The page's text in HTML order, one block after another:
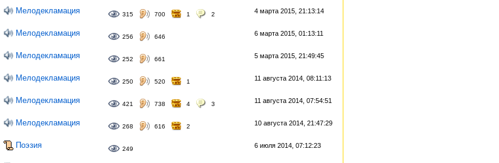
Мелодекламация 315 700 1 2 4 марта 2015, 21:13:14
Мелодекламация 256 646 6 марта 2015, 01:13:11
Мелодекламация 252 661 5 марта 2015, 21:49:45
Мелодекламация 250 520 1 11 августа 2014, 08:11:13
Мелодекламация 421 738 4 3 11 августа 2014, 07:54:51
Мелодекламация 268 616 2 10 августа 2014, 21:47:29
Поэзия 249 6 июля 2014, 07:12:23